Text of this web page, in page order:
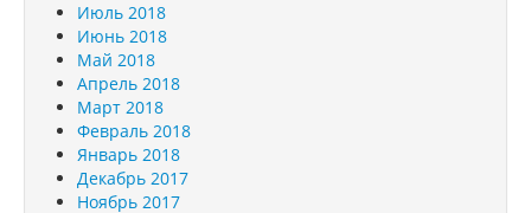
Июль 2018
Июнь 2018
Май 2018
Апрель 2018
Март 2018
Февраль 2018
Январь 2018
Декабрь 2017
Ноябрь 2017